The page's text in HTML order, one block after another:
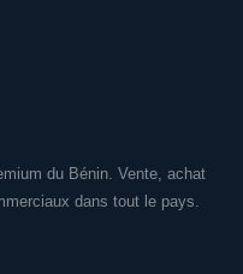
du Bénin. Vente, achat
dans tout le pays.